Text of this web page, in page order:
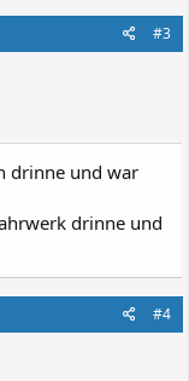
#3
drinne und war
drinne und
#4